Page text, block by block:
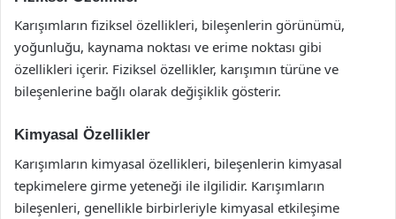
Karışımların fiziksel özellikleri, bileşenlerin görünümü,
yoğunluğu, kaynama noktası ve erime noktası gibi
özellikleri içerir. Fiziksel özellikler, karışımın türüne ve
bileşenlerine bağlı olarak değişiklik gösterir.
Kimyasal Özellikler
Karışımların kimyasal özellikleri, bileşenlerin kimyasal
tepkimelere girme yeteneği ile ilgilidir. Karışımların
bileşenleri, genellikle birbirleriyle kimyasal etkileşime